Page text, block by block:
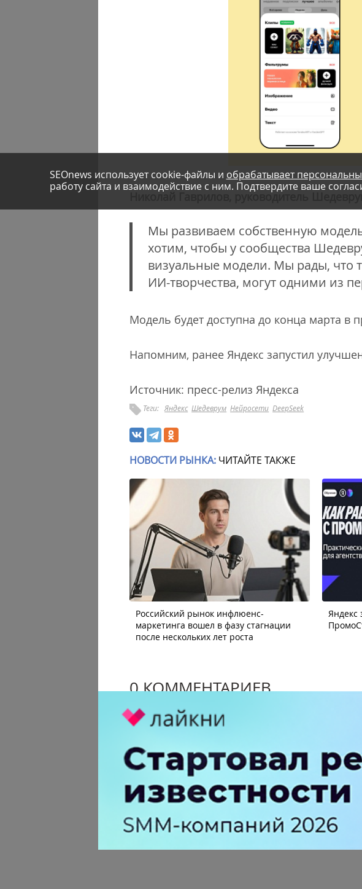
Николай Гаврилов, руководитель
Мы развиваем собственную
хотим, чтобы у сообщества
визуальные модели. Мы рады, что
ИИ-творчества, могут одними из
Модель будет доступна до конца марта
Напомним, ранее Яндекс запустил
Источник: пресс-релиз Яндекса
Теги: Яндекс Шедеврум Нейросети DeepSeek
SEOnews использует cookie-файлы и обрабатывает
работу сайта и взаимодействие с ним. Подтвердите ваше
НОВОСТИ РЫНКА: ЧИТАЙТЕ ТАКЖЕ
Российский рынок инфлюенс-
маркетинга вошел в фазу стагнации
после нескольких лет роста
Яндекс
0 КОММЕНТАРИЕВ